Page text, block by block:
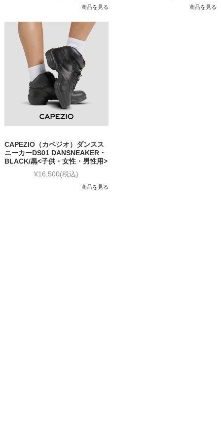
商品を見る 商品を見る
CAPEZIO（カペジオ）ダンスス
ニーカーDS01 DANSNEAKER・
BLACK/黒<子供・女性・男性用>
¥16,500(税込)
商品を見る